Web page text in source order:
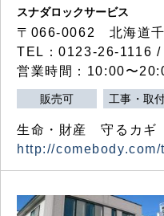
スナダロックサービス
〒066-0062 北海道
TEL：0123-26-1116
営業時間：10:00〜
販売可 工事・取
生命・財産 守るカギ
http://